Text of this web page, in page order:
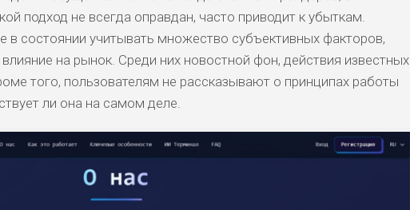
подход не всегда оправдан, часто приводит к убыткам.
в состоянии учитывать множество субъективных факторов,
на рынок. Среди них новостной фон, действия известных
того, пользователям не рассказывают о принципах работы
ли она на самом деле.